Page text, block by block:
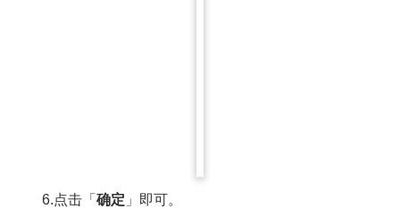
6.点击「 确定 」即可。